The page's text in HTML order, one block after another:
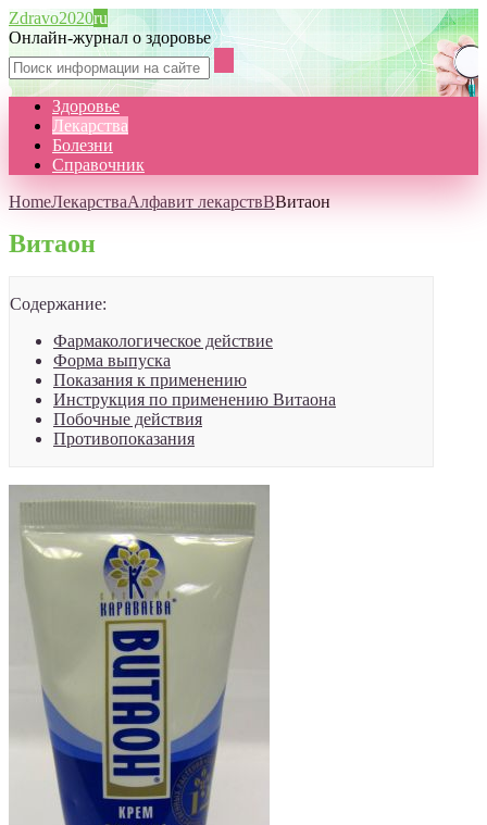
Zdravo2020ru
Онлайн-журнал о здоровье
Здоровье
Лекарства
Болезни
Справочник
HomeЛекарстваАлфавит лекарствВВитаон
Витаон
Содержание:
Фармакологическое действие
Форма выпуска
Показания к применению
Инструкция по применению Витаона
Побочные действия
Противопоказания